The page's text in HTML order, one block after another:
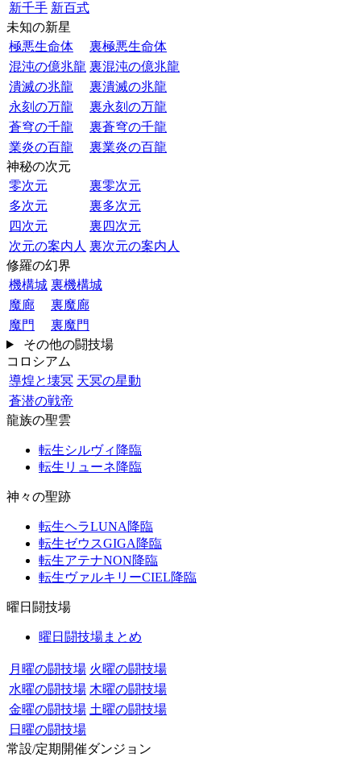
新千手 新百式
未知の新星
極悪生命体
裏極悪生命体
混沌の億兆龍 裏混沌の億兆龍
潰滅の兆龍
裏潰滅の兆龍
永刻の万龍
裏永刻の万龍
蒼穹の千龍
裏蒼穹の千龍
業炎の百龍
裏業炎の百龍
神秘の次元
零次元
裏零次元
多次元
裏多次元
四次元
裏四次元
次元の案内人 裏次元の案内人
修羅の幻界
機構城 裏機構城
魔廊
裏魔廊
魔門
裏魔門
その他の闘技場
コロシアム
導煌と壊冥 天冥の星動
蒼潜の戦帝
龍族の聖雲
転生シルヴィ降臨
転生リューネ降臨
神々の聖跡
転生ヘラLUNA降臨
転生ゼウスGIGA降臨
転生アテナNON降臨
転生ヴァルキリーCIEL降臨
曜日闘技場
曜日闘技場まとめ
月曜の闘技場 火曜の闘技場
水曜の闘技場 木曜の闘技場
金曜の闘技場 土曜の闘技場
日曜の闘技場
常設/定期開催ダンジョン